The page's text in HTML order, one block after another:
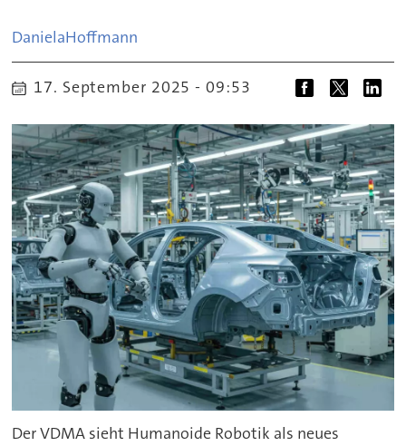
DanielaHoffmann
17. September 2025 - 09:53
Der VDMA sieht Humanoide Robotik als neues